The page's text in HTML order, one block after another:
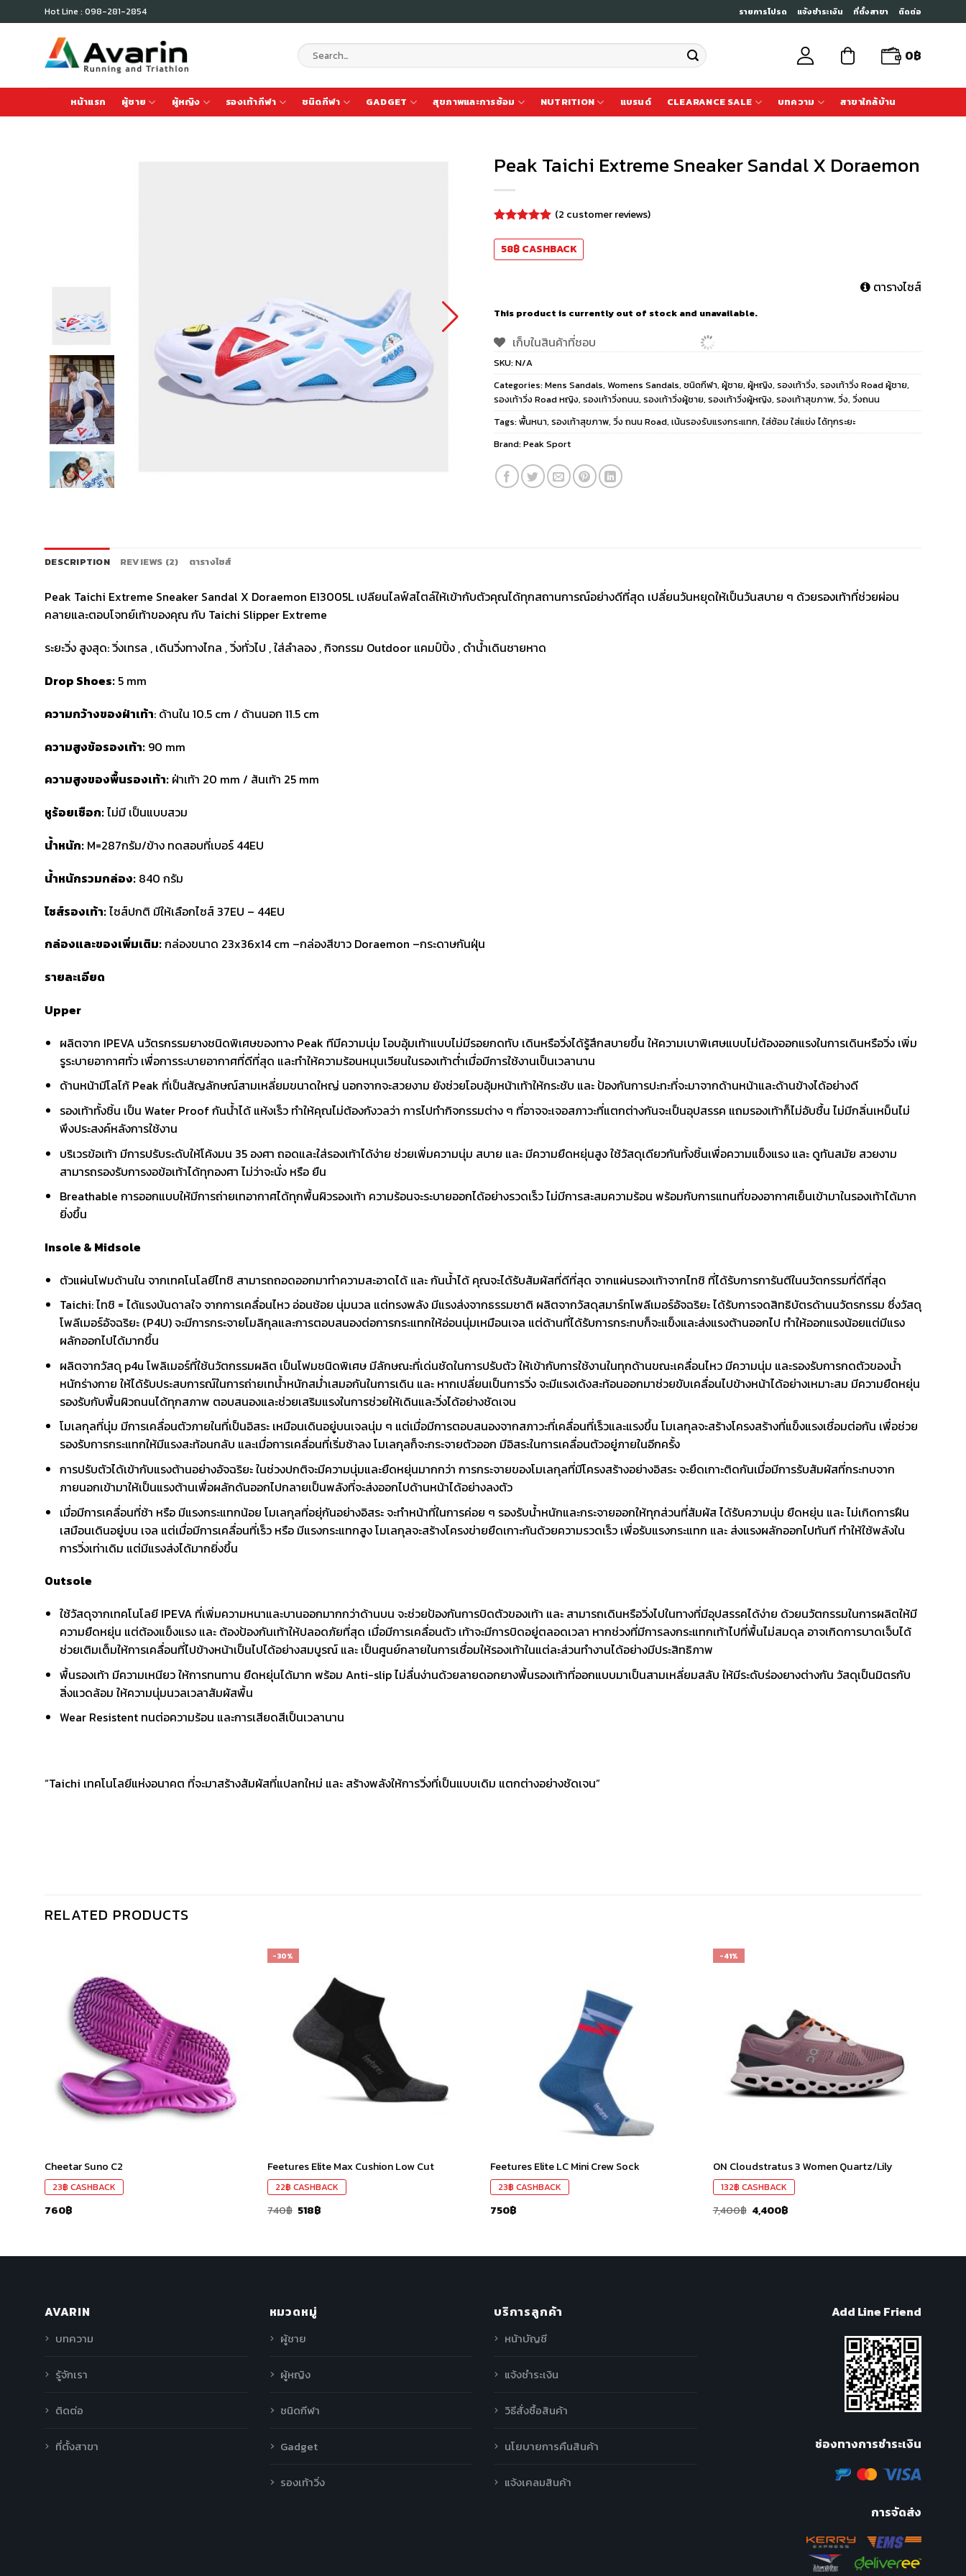
to
Hot Line : 098-281-2854 รายการโปรด แจ้งชำระเงิน ที่ตั้งสาขา ติดต่อ
Search
for:
0฿
หน้าแรก ผู้ชาย ผู้หญิง รองเท้ากีฬา ชนิดกีฬา GADGET สุขภาพและการซ้อม NUTRITION แบรนด์ CLEARANCE SALE บทความ สาขาใกล้บ้าน
Peak Taichi Extreme Sneaker Sandal X Doraemon
out of 5
based on
(2 customer reviews)
58฿CASHBACK
ตารางไซส์
This product is currently out of stock and unavailable.
เก็บในสินค้าที่ชอบ
SKU:N/A
Categories:Mens Sandals, Womens Sandals, ชนิดกีฬา, ผู้ชาย, ผู้หญิง, รองเท้าวิ่ง, รองเท้าวิ่ง Road ผู้ชาย,
รองเท้าวิ่ง Road หญิง, รองเท้าวิ่งถนน, รองเท้าวิ่งผู้ชาย, รองเท้าวิ่งผู้หญิง, รองเท้าสุขภาพ, วิ่ง, วิ่งถนน
Tags:พื้นหนา, รองเท้าสุขภาพ, วิ่ง ถนน Road, เน้นรองรับแรงกระแทก, ใส่ซ้อม ใส่แข่ง ได้ทุกระยะ
Brand:Peak Sport
DESCRIPTION REVIEWS (2) ตารางไซส์
Peak Taichi Extreme Sneaker Sandal X Doraemon E13005L เปลียนไลฟ์สไตล์ให้เข้ากับตัวคุณได้ทุกสถานการณ์อย่างดีที่สุด เปลี่ยนวันหยุดให้เป็นวันสบาย ๆ ด้วยรองเท้าที่ช่วยผ่อน
คลายและตอบโจทย์เท้าของคุณ กับ Taichi Slipper Extreme
ระยะวิ่ง สูงสุด: วิ่งเทรล , เดินวิ่งทางไกล , วิ่งทั่วไป , ใส่ลำลอง , กิจกรรม Outdoor แคมป์ปิ้ง , ดำน้ำเดินชายหาด
Drop Shoes: 5 mm
ความกว้างของฝ่าเท้า: ด้านใน 10.5 cm / ด้านนอก 11.5 cm
ความสูงข้อรองเท้า: 90 mm
ความสูงของพื้นรองเท้า: ฝ่าเท้า 20 mm / ส้นเท้า 25 mm
หูร้อยเชือก:ไม่มี เป็นแบบสวม
น้ำหนัก: M=287กรัม/ข้าง ทดสอบที่เบอร์ 44EU
น้ำหนักรวมกล่อง: 840 กรัม
ไซส์รองเท้า:ไซส์ปกติ มีให้เลือกไซส์ 37EU – 44EU
กล่องและของเพิ่มเติม:กล่องขนาด 23x36x14 cm –กล่องสีขาว Doraemon –กระดาษกันฝุ่น
รายละเอียด
Upper
ผลิตจาก IPEVA นวัตรกรรมยางชนิดพิเศษของทาง Peak ทีมีความนุ่ม โอบอุ้มเท้าแบบไม่มีรอยกดทับ เดินหรือวิ่งได้รู้สึกสบายขึ้น ให้ความเบาพิเศษแบบไม่ต้องออกแรงในการเดินหรือวิ่ง เพิ่ม
รูระบายอากาศทั่ว เพื่อการระบายอากาศที่ดีที่สุด และทำให้ความร้อนหมุนเวียนในรองเท้าต่ำเมื่อมีการใช้งานเป็นเวลานาน
ด้านหน้ามีโลโก้ Peak ที่เป็นสัญลักษณ์สามเหลี่ยมขนาดใหญ่ นอกจากจะสวยงาม ยังช่วยโอบอุ้มหน้าเท้าให้กระชับ และ ป้องกันการปะทะที่จะมาจากด้านหน้าและด้านข้างได้อย่างดี
รองเท้าทั้งชิ้น เป็น Water Proof กันน้ำได้ แห้งเร็ว ทำให้คุณไม่ต้องกังวลว่า การไปทำกิจกรรมต่าง ๆ ที่อาจจะเจอสภาวะที่แตกต่างกันจะเป็นอุปสรรค แถมรองเท้าก็ไม่อับชื้น ไม่มีกลิ่นเหม็นไม่
พึงประสงค์หลังการใช้งาน
บริเวรข้อเท้า มีการปรับระดับให้โค้งมน 35 องศา ถอดและใส่รองเท้าได้ง่าย ช่วยเพิ่มความนุ่ม สบาย และ มีความยืดหยุ่นสูง ใช้วัสดุเดียวกันทั้งชิ้นเพื่อความแข็งแรง และ ดูทันสมัย สวยงาม
สามารถรองรับการงอข้อเท้าได้ทุกองศา ไม่ว่าจะนั่ง หรือ ยืน
Breathable การออกแบบให้มีการถ่ายเทอากาศได้ทุกพื้นผิวรองเท้า ความร้อนจะระบายออกได้อย่างรวดเร็ว ไม่มีการสะสมความร้อน พร้อมกับการแทนที่ของอากาศเย็นเข้ามาในรองเท้าได้มาก
ยิ่งขึ้น
Insole & Midsole
ตัวแผ่นโฟมด้านใน จากเทคโนโลยีไทชิ สามารถถอดออกมาทำความสะอาดได้ และ กันน้ำได้ คุณจะได้รับสัมผัสที่ดีที่สุด จากแผ่นรองเท้าจากไทชิ ที่ได้รับการการันตีในนวัตกรรมที่ดีที่สุด
Taichi: ไทชิ = ได้แรงบันดาลใจ จากการเคลื่อนไหว อ่อนช้อย นุ่มนวล แต่ทรงพลัง มีแรงส่งจากธรรมชาติ ผลิตจากวัสดุสมาร์ทโพลีเมอร์อัจฉริยะ ได้รับการจดสิทธิบัตรด้านนวัตรกรรม ซึ่งวัสดุ
โพลีเมอร์อัจฉริยะ (P4U) จะมีการกระจายโมลิกุลและการตอบสนองต่อการกระแทกให้อ่อนนุ่มเหมือนเจล แต่ด้านที่ได้รับการกระทบก็จะแข็งและส่งแรงต้านออกไป ทำให้ออกแรงน้อยแต่มีแรง
ผลักออกไปได้มากขึ้น
ผลิตจากวัสดุ p4u โพลิเมอร์ที่ใช้นวัตกรรมผลิต เป็นโฟมชนิดพิเศษ มีลักษณะที่เด่นชัดในการปรับตัว ให้เข้ากับการใช้งานในทุกด้านขณะเคลื่อนไหว มีความนุ่ม และรองรับการกดตัวของน้ำ
หนักร่างกาย ให้ได้รับประสบการณ์ในการถ่ายเทน้ำหนักสม่ำเสมอกันในการเดิน และ หากเปลี่ยนเป็นการวิ่ง จะมีแรงเด้งสะท้อนออกมาช่วยขับเคลื่อนไปข้างหน้าได้อย่างเหมาะสม มีความยืดหยุ่น
รองรับกับพื้นผิวถนนได้ทุกสภาพ ตอบสนองและช่วยเสริมแรงในการช่วยให้เดินและวิ่งได้อย่างชัดเจน
โมเลกุลที่นุ่ม มีการเคลื่อนตัวภายในที่เป็นอิสระ เหมือนเดินอยู่บนเจลนุ่ม ๆ แต่เมื่อมีการตอบสนองจากสภาวะที่เคลื่อนที่เร็วและแรงขึ้น โมเลกุลจะสร้างโครงสร้างที่แข็งแรงเชื่อมต่อกัน เพื่อช่วย
รองรับการกระแทกให้มีแรงสะท้อนกลับ และเมื่อการเคลื่อนที่เริ่มช้าลง โมเลกุลก็จะกระจายตัวออก มีอิสระในการเคลื่อนตัวอยู่ภายในอีกครั้ง
การปรับตัวได้เข้ากับแรงต้านอย่างอัจฉริยะ ในช่วงปกติจะมีความนุ่มและยืดหยุ่นมากกว่า การกระจายของโมเลกุลที่มีโครงสร้างอย่างอิสระ จะยึดเกาะติดกันเมื่อมีการรับสัมผัสที่กระทบจาก
ภายนอกเข้ามาให้เป็นแรงต้านเพื่อผลักดันออกไปกลายเป็นพลังที่จะส่งออกไปด้านหน้าได้อย่างลงตัว
เมื่อมีการเคลื่อนที่ช้า หรือ มีแรงกระแทกน้อย โมเลกุลที่อยุ่กันอย่างอิสระ จะทำหน้าที่ในการค่อย ๆ รองรับน้ำหนักและกระจายออกให้ทุกส่วนที่สัมผัส ได้รับความนุ่ม ยืดหยุ่น และ ไม่เกิดการฝืน
เสมือนเดินอยู่บน เจล แต่เมื่อมีการเคลื่อนที่เร็ว หรือ มีแรงกระแทกสูง โมเลกุลจะสร้างโครงข่ายยืดเกาะกันด้วยความรวดเร็ว เพื่อรับแรงกระแทก และ ส่งแรงผลักออกไปทันที ทำให้ใช้พลังใน
การวิ่งเท่าเดิม แต่มีแรงส่งได้มากยิ่งขึ้น
Outsole
ใช้วัสดุจากเทคโนโลยี IPEVA ที่เพิ่มความหนาและบานออกมากกว่าด้านบน จะช่วยป้องกันการบิดตัวของเท้า และ สามารถเดินหรือวิ่งไปในทางที่มีอุปสรรคได้ง่าย ด้วยนวัตกรรมในการผลิตให้มี
ความยืดหยุ่น แต่ต้องแข็งแรง และ ต้องป้องกันเท้าให้ปลอดภัยที่สุด เมื่อมีการเคลื่อนตัว เท้าจะมีการบิดอยู่ตลอดเวลา หากช่วงที่มีการลงกระแทกเท้าไปที่พื้นไม่สมดุล อาจเกิดการบาดเจ็บได้
ช่วยเติมเต็มให้การเคลื่อนที่ไปข้างหน้าเป็นไปได้อย่างสมบูรณ์ และ เป็นศูนย์กลายในการเชื่อมให้รองเท้าในแต่ละส่วนทำงานได้อย่างมีประสิทธิภาพ
พื้นรองเท้า มีความเหนียว ให้การทนทาน ยืดหยุ่นได้มาก พร้อม Anti-slip ไม่ลื่นง่านด้วยลายดอกยางพื้นรองเท้าที่ออกแบบมาเป็นสามเหลี่ยมสลับ ให้มีระดับร่องยางต่างกัน วัสดุเป็นมิตรกับ
สิ่งแวดล้อม ให้ความนุ่มนวลเวลาสัมผัสพื้น
Wear Resistent ทนต่อความร้อน และการเสียดสีเป็นเวลานาน
“Taichi เทคโนโลยีแห่งอนาคต ที่จะมาสร้างสัมผัสที่แปลกใหม่ และ สร้างพลังให้การวิ่งที่เป็นแบบเดิม แตกต่างอย่างชัดเจน”
RELATED PRODUCTS
Cheetar Suno C2
23฿ CASHBACK
760฿
-30%
Feetures Elite Max Cushion Low Cut
22฿ CASHBACK
740฿ 518฿
Feetures Elite LC Mini Crew Sock
23฿ CASHBACK
750฿
-41%
ON Cloudstratus 3 Women Quartz/Lily
132฿ CASHBACK
7,400฿ 4,400฿
AVARIN
บทความ
รู้จักเรา
ติดต่อ
ที่ตั้งสาขา
หมวดหมู่
ผู้ชาย
ผู้หญิง
ชนิดกีฬา
Gadget
รองเท้าวิ่ง
บริการลูกค้า
หน้าบัญชี
แจ้งชำระเงิน
วิธีสั่งซื้อสินค้า
นโยบายการคืนสินค้า
แจ้งเคลมสินค้า
Add Line Friend
ช่องทางการชำระเงิน
การจัดส่ง